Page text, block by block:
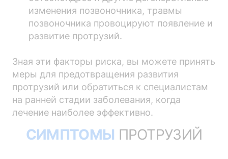
изменения позвоночника, травмы
позвоночника провоцируют появление и
развитие протрузий.
Зная эти факторы риска, вы можете принять
меры для предотвращения развития
протрузий или обратиться к специалистам
на ранней стадии заболевания, когда
лечение наиболее эффективно.
СИМПТОМЫ ПРОТРУЗИЙ